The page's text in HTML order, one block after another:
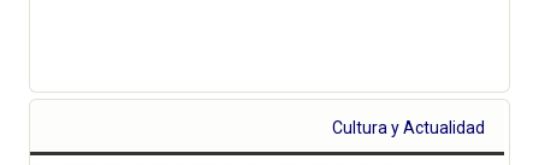
Cultura y Actualidad